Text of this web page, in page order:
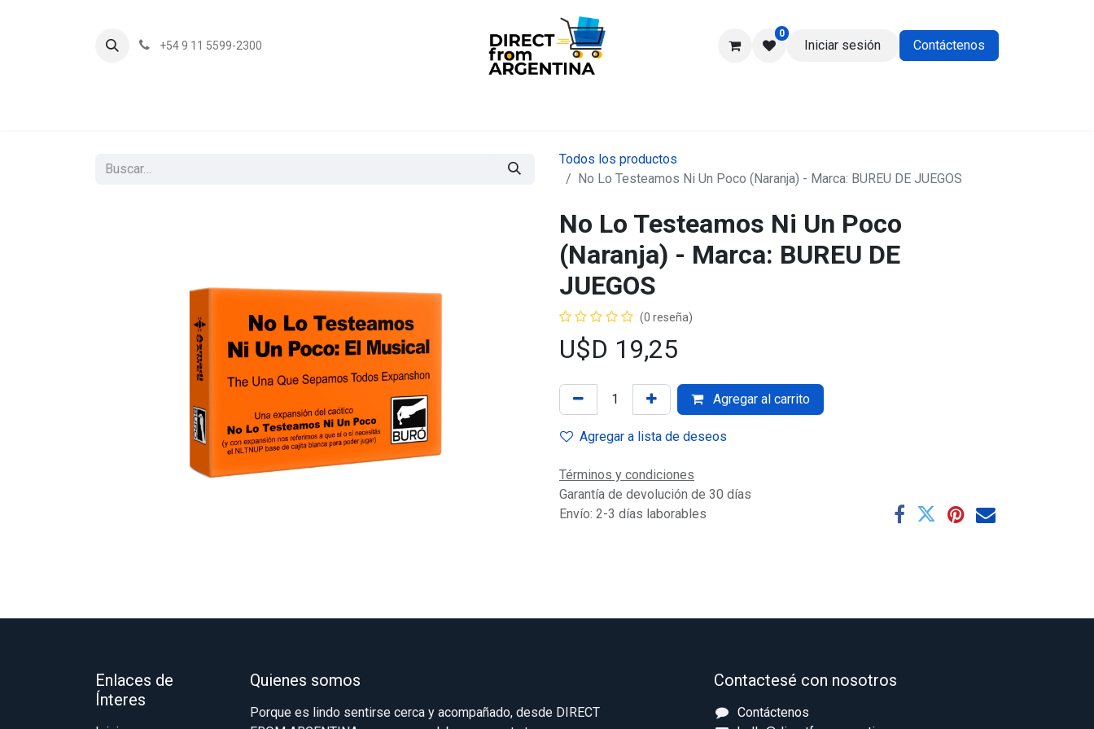
+54 9 11 5599-2300
0
Iniciar sesión Contáctenos
Todos los productos
No Lo Testeamos Ni Un Poco (Naranja) - Marca: BUREU DE JUEGOS
No Lo Testeamos Ni Un Poco
(Naranja) - Marca: BUREU DE
JUEGOS
(0 reseña)
U$D 19,25
Agregar al carrito
Agregar a lista de deseos
Términos y condiciones
Garantía de devolución de 30 días
Envío: 2-3 días laborables
Enlaces de
Ínteres
Quienes somos
Porque es lindo sentirse cerca y acompañado, desde DIRECT
Contactesé con nosotros
Contáctenos